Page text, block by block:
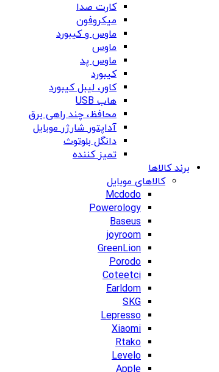
کارت صدا
میکروفون
ماوس و کیبورد
ماوس
ماوس پد
کیبورد
کاور، لیبل کیبورد
هاب USB
محافظ، چند راهی برق
آداپتور شارژر موبایل
دانگل بلوتوث
تمیز کننده
برند کالاها
کالاهای موبایل
Mcdodo
Powerology
Baseus
joyroom
GreenLion
Porodo
Coteetci
Earldom
SKG
Lepresso
Xiaomi
Rtako
Levelo